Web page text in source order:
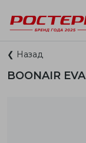
❮ Назад
BOONAIR EVA